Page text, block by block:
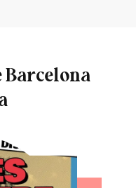
Barcelona